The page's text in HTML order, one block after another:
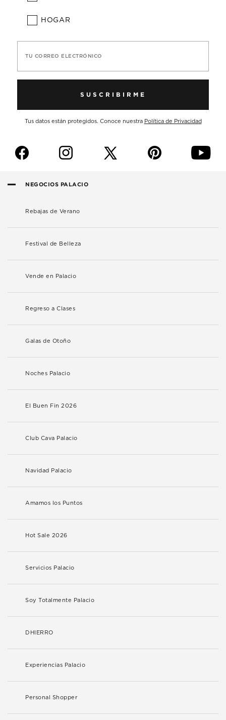
HOGAR
TU CORREO ELECTRÓNICO
SUSCRIBIRME
Tus datos están protegidos. Conoce nuestra Política de Privacidad
f i p y
NEGOCIOS PALACIO
Rebajas de Verano
Festival de Belleza
Vende en Palacio
Regreso a Clases
Galas de Otoño
Noches Palacio
El Buen Fin 2026
Club Cava Palacio
Navidad Palacio
Amamos los Puntos
Hot Sale 2026
Servicios Palacio
Soy Totalmente Palacio
DHIERRO
Experiencias Palacio
Personal Shopper